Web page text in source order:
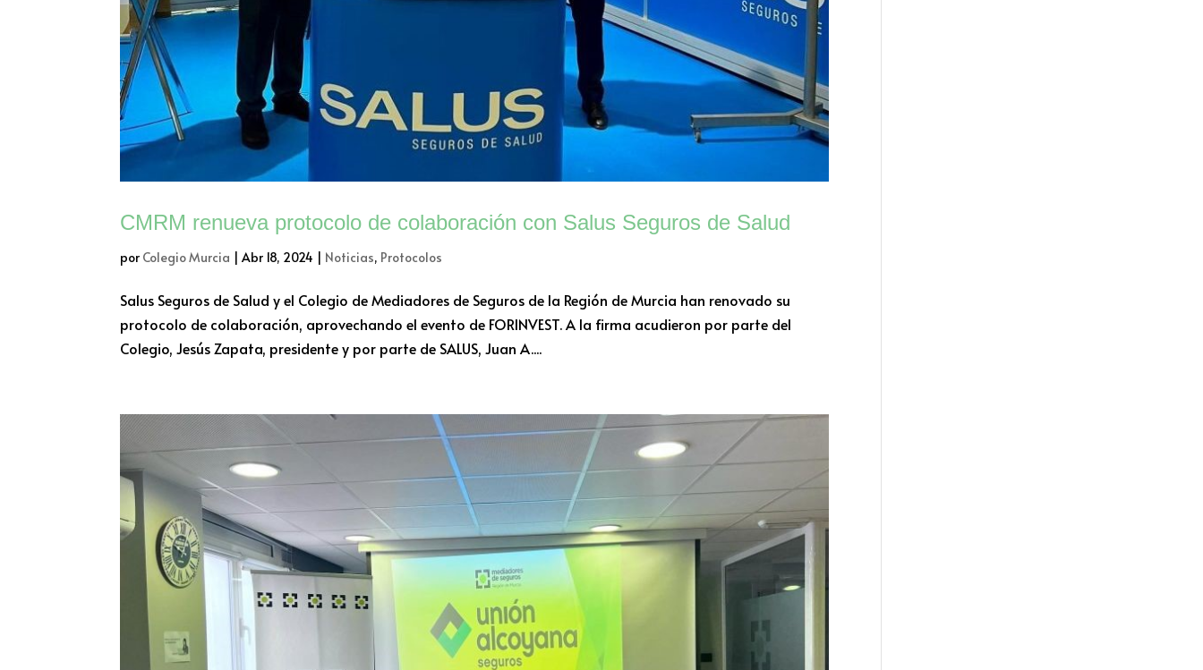
CMRM renueva protocolo de colaboración con Salus Seguros de Salud
por Colegio Murcia |Abr 18, 2024 | Noticias, Protocolos
Salus Seguros de Salud y el Colegio de Mediadores de Seguros de la Región de Murcia han renovado su
protocolo de colaboración, aprovechando el evento de FORINVEST. A la firma acudieron por parte del
Colegio, Jesús Zapata, presidente y por parte de SALUS, Juan A....